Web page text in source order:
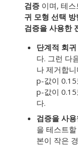
검증 이며, 테
귀 모형 선택 방
검증을 사용한
단계적 회
다. 그런 다
나 제거합
p-값이 0.15
p-값이 0.15
다.
검증을 사
을 테스트
본이 작은